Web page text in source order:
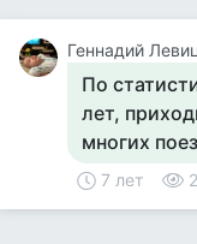
Геннадий
По
лет,
многих
7 лет